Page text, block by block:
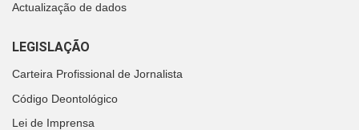
Actualização de dados
LEGISLAÇÃO
Carteira Profissional de Jornalista
Código Deontológico
Lei de Imprensa